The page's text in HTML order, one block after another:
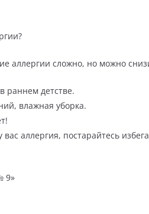
аллергии сложно, но можно
раннем детстве.
влажная уборка.
аллергия, постарайтесь
9»